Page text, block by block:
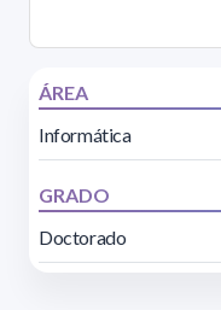
ÁREA
Informática
GRADO
Doctorado